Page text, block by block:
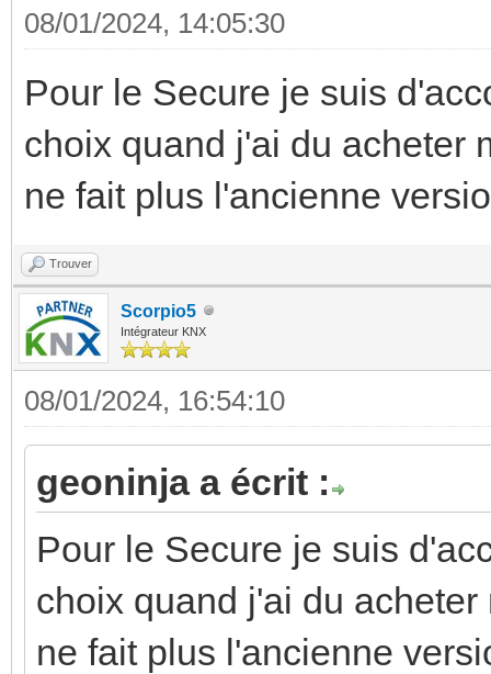
08/01/2024, 14:05:30
Pour le Secure je suis
choix quand j'ai du acheter
ne fait plus l'ancienne
Trouver
Scorpio5
Intégrateur KNX
08/01/2024, 16:54:10
geoninja a écrit :
Pour le Secure je suis
choix quand j'ai du
ne fait plus l'ancienne